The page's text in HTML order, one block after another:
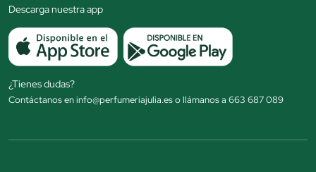
Descarga nuestra app
¿Tienes dudas?
Contáctanos en info@perfumeriajulia.es o llámanos a 663 687 089